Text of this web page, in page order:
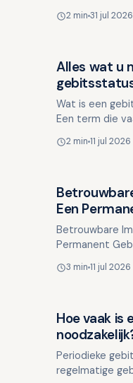
van onze mon…
2 min 31 jul 2026
Overig nieuws
Alles wat u
Wat is een
Een term die
Hoewel dit voor
2 min 11 jul 2026
Overig nieuws
Een
Betrouwbare
Permanent
dagelijks leven.
3 min 11 jul 2026
Overig nieuws
Hoe vaak is
Periodieke
regelmatige